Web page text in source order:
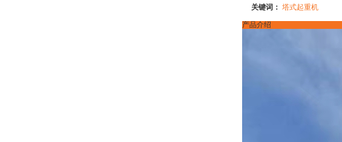
关键词： 塔式起重机
产品介绍